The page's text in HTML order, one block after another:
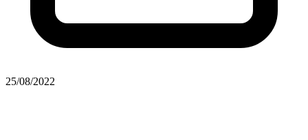
25/08/2022